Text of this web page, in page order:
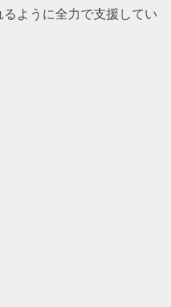
ように全力で支援してい